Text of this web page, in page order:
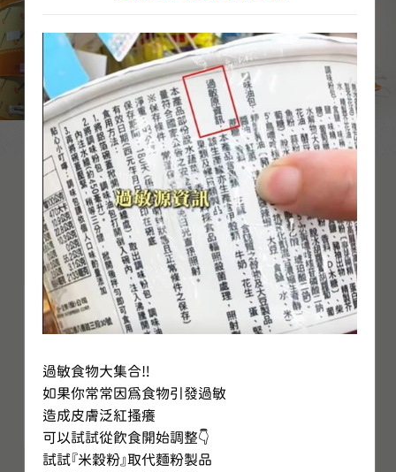
過敏食物大集合‼️
如果你常常因為食物引發過敏
造成皮膚泛紅搔癢
可以試試從飲食開始調整👇
試試『米穀粉』取代麵粉製品
購物精選
【整箱免運】超級水磨蓬